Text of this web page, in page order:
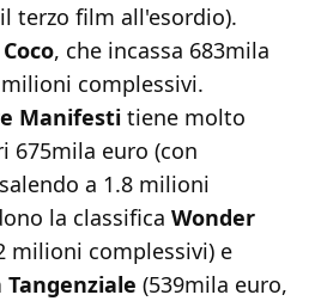
terzo film all'esordio).
Coco, che incassa 683mila
complessivi.
Manifesti tiene molto
675mila euro (con
a 1.8 milioni
la classifica Wonder
milioni complessivi) e
(539mila euro,